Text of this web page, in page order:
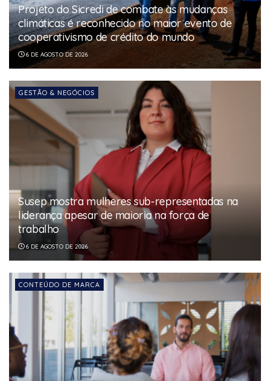
Projeto do Sicredi de combate às mudanças
climáticas é reconhecido no maior evento de
cooperativismo de crédito do mundo
6 DE AGOSTO DE 2026
GESTÃO & NEGÓCIOS
Susep mostra mulheres sub-representadas na
liderança apesar de maioria na força de
trabalho
6 DE AGOSTO DE 2026
CONTEÚDO DE MARCA